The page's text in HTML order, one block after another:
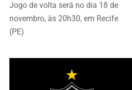
Jogo de volta será no dia 18 de
novembro, às 20h30, em Recife
(PE)